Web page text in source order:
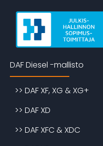
DAF Diesel -mallisto
>> DAF XF, XG & XG+
>> DAF XD
>> DAF XFC & XDC